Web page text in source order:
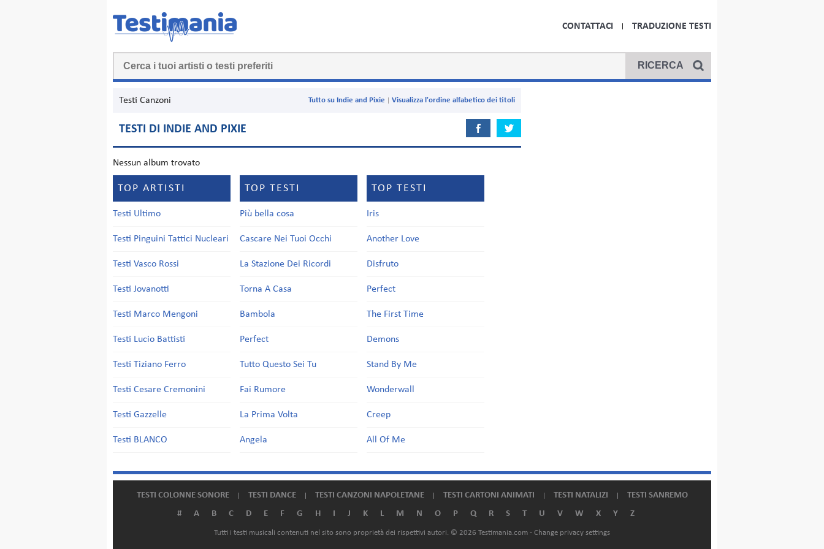
CONTATTACI TRADUZIONE TESTI
Testi Canzoni Visualizza l'ordine alfabetico dei titoli
Tutto su Indie and Pixie
TESTI DI INDIE AND PIXIE
Nessun album trovato
TOP ARTISTI
Testi Ultimo
Testi Pinguini Tattici Nucleari
Testi Vasco Rossi
Testi Jovanotti
Testi Marco Mengoni
Testi Lucio Battisti
Testi Tiziano Ferro
Testi Cesare Cremonini
Testi Gazzelle
Testi BLANCO
TOP TESTI
Più bella cosa
Cascare Nei Tuoi Occhi
La Stazione Dei Ricordi
Torna A Casa
Bambola
Perfect
Tutto Questo Sei Tu
Fai Rumore
La Prima Volta
Angela
TOP TESTI
Iris
Another Love
Disfruto
Perfect
The First Time
Demons
Stand By Me
Wonderwall
Creep
All Of Me
TESTI COLONNE SONORE TESTI DANCE TESTI CANZONI NAPOLETANE TESTI CARTONI ANIMATI TESTI NATALIZI
TESTI SANREMO
#
A B C D E F G H I J K L M N O P Q R S T U V W X Y Z
Tutti i testi musicali contenuti nel sito sono proprietà dei rispettivi autori. © 2026 Testimania.com - Change privacy settings